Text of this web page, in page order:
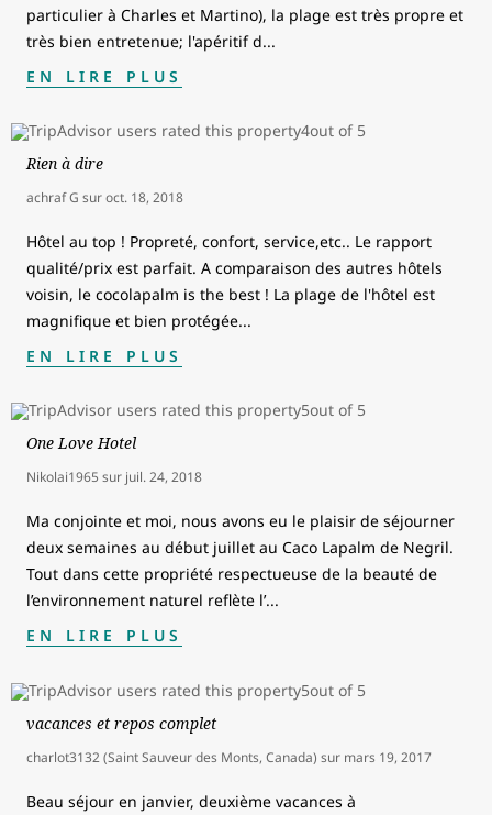
particulier à Charles et Martino), la plage est très propre et
très bien entretenue; l'apéritif d...
EN LIRE PLUS
Rien à dire
achraf G suroct. 18, 2018
Hôtel au top ! Propreté, confort, service,etc.. Le rapport
qualité/prix est parfait. A comparaison des autres hôtels
voisin, le cocolapalm is the best ! La plage de l'hôtel est
magnifique et bien protégée...
EN LIRE PLUS
One Love Hotel
Nikolai1965 sur juil. 24, 2018
Ma conjointe et moi, nous avons eu le plaisir de séjourner
deux semaines au début juillet au Caco Lapalm de Negril.
Tout dans cette propriété respectueuse de la beauté de
l’environnement naturel reflète l’...
EN LIRE PLUS
vacances et repos complet
charlot3132 (Saint Sauveur des Monts, Canada) sur mars 19, 2017
Beau séjour en janvier, deuxième vacances à